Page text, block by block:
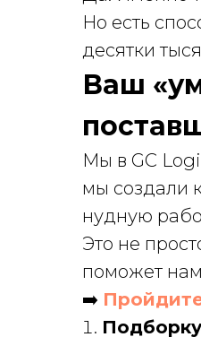
Но есть
десятки
Ваш
Мы в GC
мы создали
нудную
Это не
поможет
➡️